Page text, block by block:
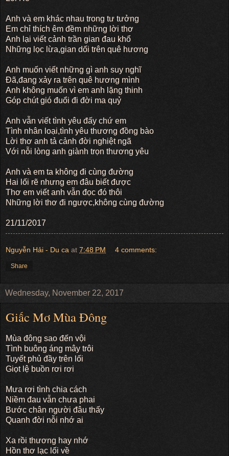
Anh và em khác nhau trong tư tưởng
Em chỉ thích êm đềm những lời thơ
Anh lại viết cảnh trần gian đau khổ
Những lọc lừa,gian dối trên quê hương
Anh muốn viết những gì anh suy nghĩ
Đã,đang xảy ra trên quê hương mình
Anh không muốn vì em anh lặng thinh
Góp chút gió đuổi đi đời ma quỷ
Anh vẫn viết tình yêu đấy chứ em
Tình nhân loại,tình yêu thương đồng bào
Lời thơ anh tả cảnh đời nghiệt ngã
Với nỗi lòng anh giành trọn thương yêu
Anh và em ta không đi cùng đường
Hai lối rẽ nhưng em đâu biết được
Thơ em viết anh vẫn đọc đó thôi
Những lời thơ đi ngược,không cùng đường
21/11/2017
Nguyễn Hải - Du ca at 7:48 PM 4 comments:
Share
Wednesday, November 22, 2017
Giấc Mơ Mùa Đông
Mùa đông sao đến vội
Tình buông áng mây trôi
Tuyết phủ đầy trên lối
Giọt lệ buồn rơi rơi
Mưa rơi tình chia cách
Niềm đau vẫn chưa phai
Bước chân người đâu thấy
Quanh đời nỗi nhớ ai
Xa rồi thương hay nhớ
Hồn thơ lạc lối về